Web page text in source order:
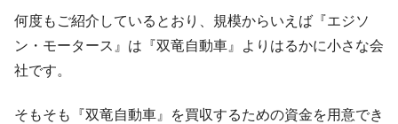
兵器「K10」が改良に乗り出す。
『Money1』
韓国「2026年07月の輸出入」絶好調。半導
体だけで410億ドル、輸出全体の41％もある
や、若者に起業させよう」⇒ どんな雇用対策だソレ。
何度もご紹介しているとおり、規模からいえば『エジソ
ン・モータース』は『双竜自動車』よりはるかに小さな会
社です。
そもそも『双竜自動車』を買収するための資金を用意でき